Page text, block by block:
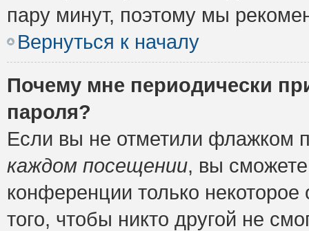
пару минут, поэтому мы
Вернуться к началу
Почему мне периодически
пароля?
Если вы не отметили флажком
каждом посещении, вы
конференции только
того, чтобы никто другой не